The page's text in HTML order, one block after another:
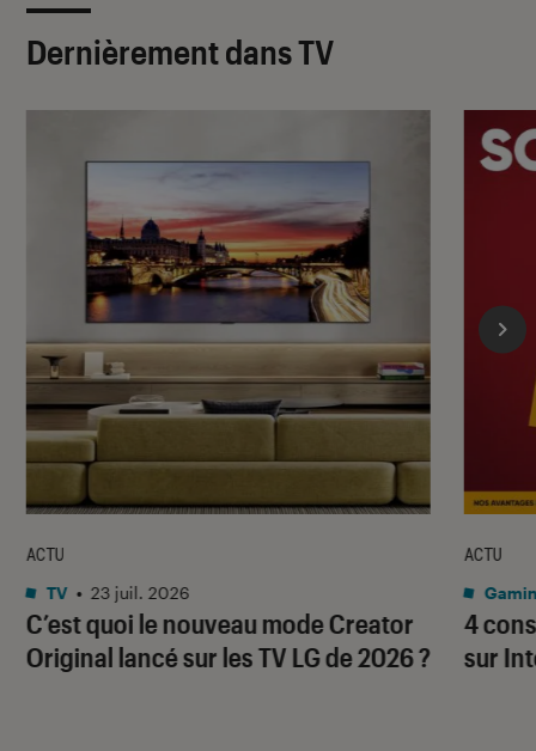
Dernièrement dans TV
C’est quoi le nouveau mode Creator
Original lancé sur les TV LG de 2026 ?
ACTU
TV • 23 juil. 2026
4
sur
ACTU